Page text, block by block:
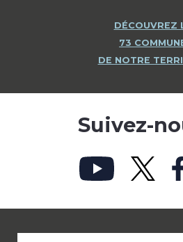
DÉCOUVREZ
73
DE NOTRE
Suivez-